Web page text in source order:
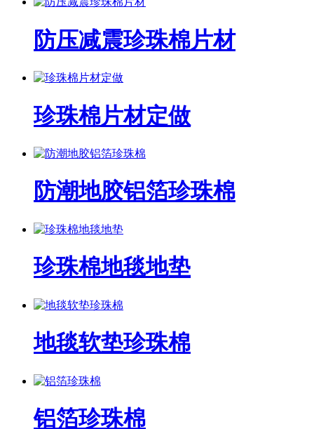
防压减震珍珠棉片材
珍珠棉片材定做
防潮地胶铝箔珍珠棉
珍珠棉地毯地垫
地毯软垫珍珠棉
铝箔珍珠棉